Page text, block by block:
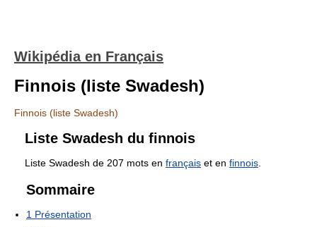
Wikipédia en Français
Finnois (liste Swadesh)
Finnois (liste Swadesh)
Liste Swadesh du finnois
Liste Swadesh de 207 mots en français et en finnois
Sommaire
1 Présentation